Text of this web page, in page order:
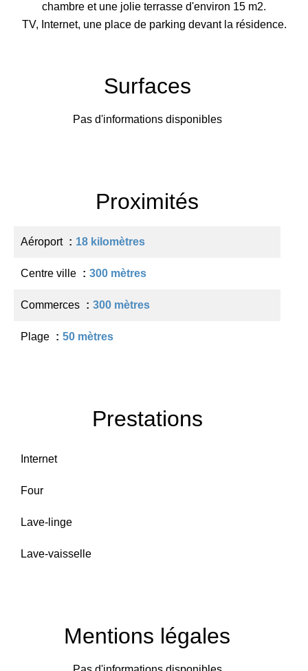
chambre et une jolie terrasse d'environ 15 m2.
TV, Internet, une place de parking devant la résidence.
Surfaces
Pas d'informations disponibles
Proximités
Aéroport 18 kilomètres
Centre ville 300 mètres
Commerces 300 mètres
Plage 50 mètres
Prestations
Internet
Four
Lave-linge
Lave-vaisselle
Mentions légales